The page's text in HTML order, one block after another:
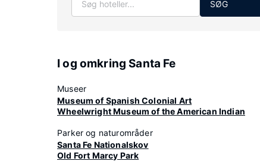
SØG
I og omkring Santa Fe
Museer
Museum of Spanish Colonial Art
Wheelwright Museum of the American Indian
Parker og naturområder
Santa Fe Nationalskov
Old Fort Marcy Park